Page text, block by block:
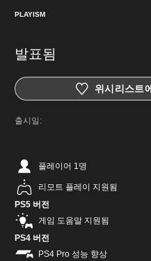
PLAYISM
발표됨
위시리스트
출시일:
플레이어 1명
리모트 플레이 지원됨
PS5 버전
게임 도움말 지원됨
PS4 버전
PS4 Pro 성능 향상